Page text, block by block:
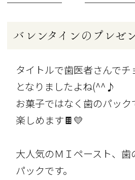
バレンタインのプレゼ
タイトルで歯医者さんで
となりましたよね(^^♪
お菓子ではなく歯のパッ
楽しめます🍫💛
大人気のＭＩペースト、歯
パックです。